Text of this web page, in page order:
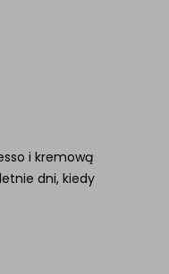
i kremową
dni, kiedy